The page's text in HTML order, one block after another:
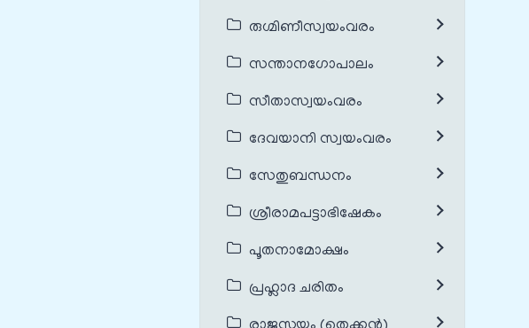
രുഗ്മിണീസ്വയംവരം
സന്താനഗോപാലം
സീതാസ്വയംവരം
ദേവയാനി സ്വയംവരം
സേതുബന്ധനം
ശ്രീരാമപട്ടാഭിഷേകം
പൂതനാമോക്ഷം
പ്രഹ്ലാദ ചരിതം